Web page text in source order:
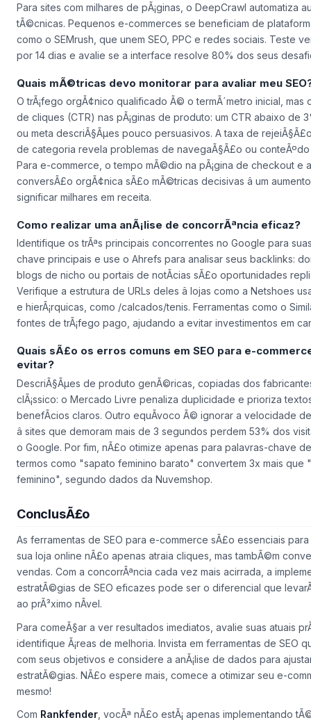
Para sites com milhares de pÃ¡ginas, o DeepCrawl automatiza
tÃ©cnicas. Pequenos e-commerces se beneficiam de
como o SEMrush, que unem SEO, PPC e redes sociais. Teste
por 14 dias e avalie se a interface resolve 80% dos seus
Quais mÃ©tricas devo monitorar para avaliar meu
O trÃ¡fego orgÃ¢nico qualificado Ã© o termÃ´metro inicial, mas
de cliques (CTR) nas pÃ¡ginas de produto: um CTR abaixo de
ou meta descriÃ§Ãµes pouco persuasivos. A taxa de
de categoria revela problemas de navegaÃ§Ã£o ou
Para e-commerce, o tempo mÃ©dio na pÃ¡gina de checkout e
conversÃ£o orgÃ¢nica sÃ£o mÃ©tricas decisivas â um
significar milhares em receita.
Como realizar uma anÃ¡lise de concorrÃªncia eficaz?
Identifique os trÃªs principais concorrentes no Google para
chave principais e use o Ahrefs para analisar seus backlinks:
blogs de nicho ou portais de notÃ­cias sÃ£o oportunidades
Verifique a estrutura de URLs deles â lojas como a Netshoes
e hierÃ¡rquicas, como /calcados/tenis. Ferramentas como o
fontes de trÃ¡fego pago, ajudando a evitar investimentos em
Quais sÃ£o os erros comuns em SEO para e-
evitar?
DescriÃ§Ãµes de produto genÃ©ricas, copiadas dos
clÃ¡ssico: o Mercado Livre penaliza duplicidade e prioriza
benefÃ­cios claros. Outro equÃ­voco Ã© ignorar a velocidade
â sites que demoram mais de 3 segundos perdem 53% dos
o Google. Por fim, nÃ£o otimize apenas para palavras-chave
termos como "sapato feminino barato" convertem 3x mais que
feminino", segundo dados da Nuvemshop.
ConclusÃ£o
As ferramentas de SEO para e-commerce sÃ£o essenciais
sua loja online nÃ£o apenas atraia cliques, mas tambÃ©m
vendas. Com a concorrÃªncia cada vez mais acirrada, a
estratÃ©gias de SEO eficazes pode ser o diferencial que
ao prÃ³ximo nÃ­vel.
Para comeÃ§ar a ver resultados imediatos, avalie suas atuais
identifique Ã¡reas de melhoria. Invista em ferramentas de SEO
com seus objetivos e considere a anÃ¡lise de dados para
estratÃ©gias. NÃ£o espere mais, comece a otimizar seu e-
mesmo!
Com Rankfender , vocÃª nÃ£o estÃ¡ apenas implementando